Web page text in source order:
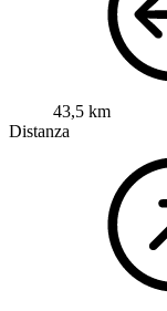
43,5 km
Distanza